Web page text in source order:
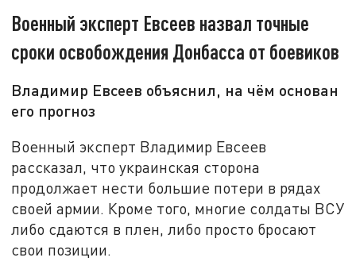
Военный эксперт Евсеев назвал точные
сроки освобождения Донбасса от боевиков
Владимир Евсеев объяснил, на чём основан
его прогноз
Военный эксперт Владимир Евсеев
рассказал, что украинская сторона
продолжает нести большие потери в рядах
своей армии. Кроме того, многие солдаты ВСУ
либо сдаются в плен, либо просто бросают
свои позиции.